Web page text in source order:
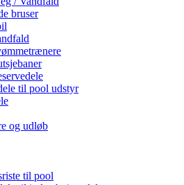
bruser
til pool udstyr
og udløb
til pool